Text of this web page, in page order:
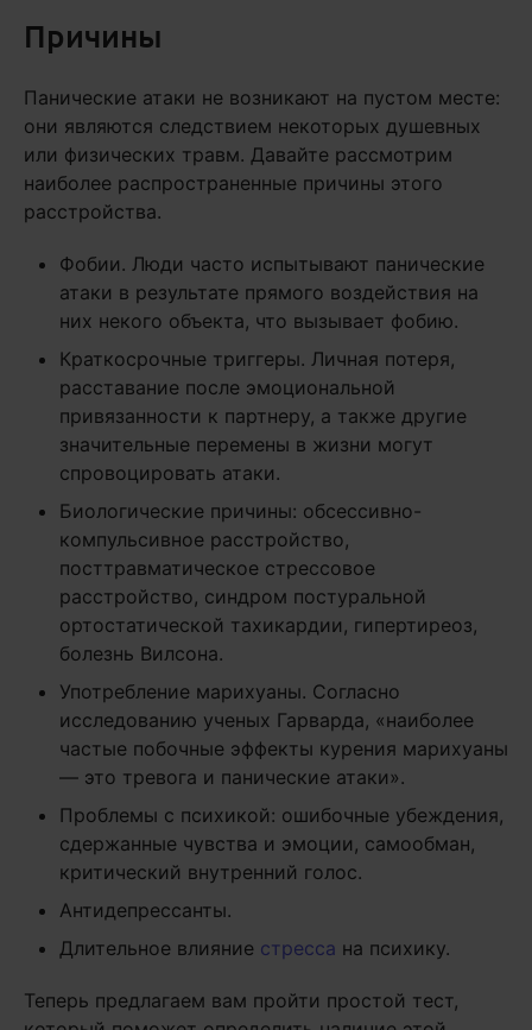
Причины
Панические атаки не возникают на пустом месте:
они являются следствием некоторых душевных
или физических травм. Давайте рассмотрим
наиболее распространенные причины этого
расстройства.
Фобии. Люди часто испытывают панические
атаки в результате прямого воздействия на
них некого объекта, что вызывает фобию.
Краткосрочные триггеры. Личная потеря,
расставание после эмоциональной
привязанности к партнеру, а также другие
значительные перемены в жизни могут
спровоцировать атаки.
Биологические причины: обсессивно-
компульсивное расстройство,
посттравматическое стрессовое
расстройство, синдром постуральной
ортостатической тахикардии, гипертиреоз,
болезнь Вилсона.
Употребление марихуаны. Согласно
исследованию ученых Гарварда, «наиболее
частые побочные эффекты курения марихуаны
— это тревога и панические атаки».
Проблемы с психикой: ошибочные убеждения,
сдержанные чувства и эмоции, самообман,
критический внутренний голос.
Антидепрессанты.
Длительное влияние стресса на психику.
Теперь предлагаем вам пройти простой тест,